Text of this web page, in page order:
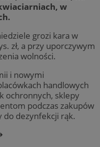
w
grozi kara w
zł, a przy uporczywym
wolności.
i nowymi
handlowych
ochronnych, sklepy
podczas zakupów
do dezynfekcji rąk.
⏵︎